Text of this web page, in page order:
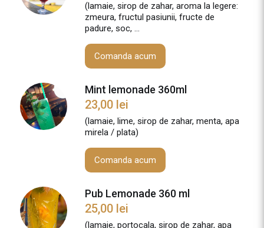
(lamaie, sirop de zahar, aroma la legere:
zmeura, fructul pasiunii, fructe de
padure, soc, ...
Comanda acum
Mint lemonade 360ml
23,00 lei
(lamaie, lime, sirop de zahar, menta, apa
mirela / plata)
Comanda acum
Pub Lemonade 360 ml
25,00 lei
(lamaie, portocala, sirop de zahar, apa